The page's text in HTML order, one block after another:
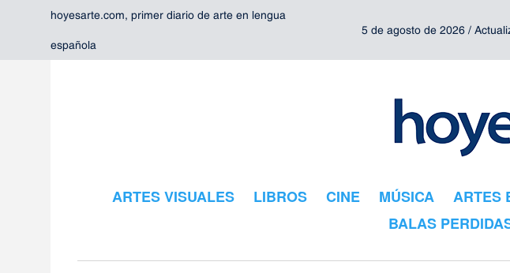
hoyesarte.com, primer diario de arte en lengua
española
5 de agosto de 2026 /
ARTES VISUALES LIBROS CINE MÚSICA ARTES
BALAS